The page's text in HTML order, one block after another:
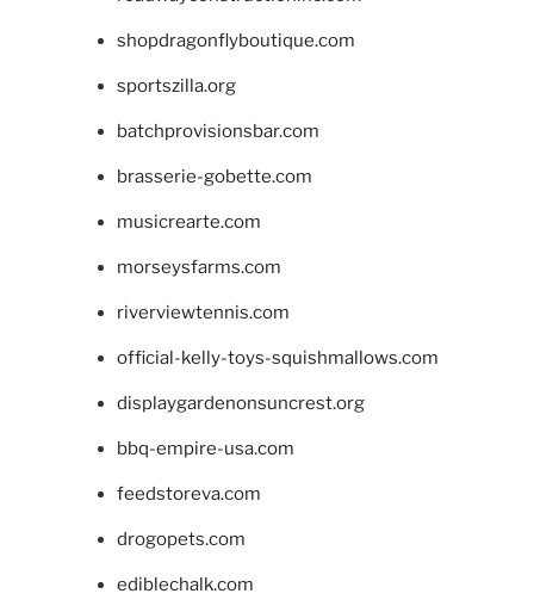
shopdragonflyboutique.com
sportszilla.org
batchprovisionsbar.com
brasserie-gobette.com
musicrearte.com
morseysfarms.com
riverviewtennis.com
official-kelly-toys-squishmallows.com
displaygardenonsuncrest.org
bbq-empire-usa.com
feedstoreva.com
drogopets.com
ediblechalk.com